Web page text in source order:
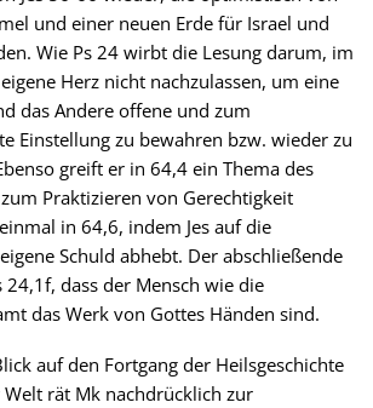
und einer neuen Erde für Israel und
Wie Ps 24 wirbt die Lesung darum, im
Herz nicht nachzulassen, um eine
das Andere offene und zum
Einstellung zu bewahren bzw. wieder zu
greift er in 64,4 ein Thema des
Praktizieren von Gerechtigkeit
in 64,6, indem Jes auf die
Schuld abhebt. Der abschließende
24,1f, dass der Mensch wie die
das Werk von Gottes Händen sind.
auf den Fortgang der Heilsgeschichte
Welt rät Mk nachdrücklich zur